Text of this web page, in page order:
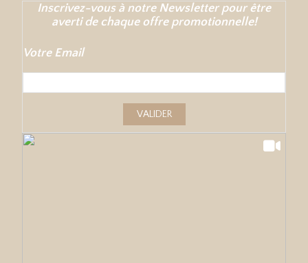
Inscrivez-vous à notre Newsletter pour être
averti de chaque offre promotionnelle!
Votre Email
VALIDER